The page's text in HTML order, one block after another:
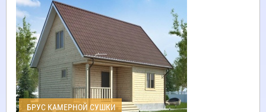
БРУС КАМЕРНОЙ СУШКИ